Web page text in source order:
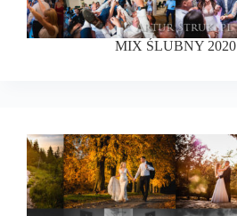
MIX ŚLUBNY 2020